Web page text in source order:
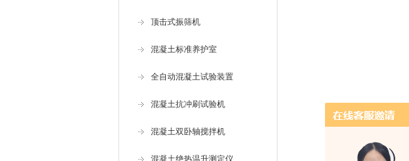
顶击式振筛机
混凝土标准养护室
全自动混凝土试验装置
混凝土抗冲刷试验机
混凝土双卧轴搅拌机
混凝土绝热温升测定仪